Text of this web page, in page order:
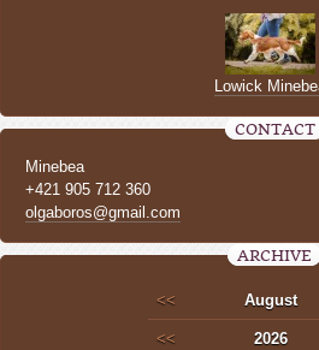
Lowick
CONTACT
Minebea
+421 905 712 360
olgaboros@gmail.com
ARCHIVE
<< August
<< 2026